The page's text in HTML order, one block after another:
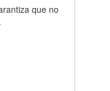
que no